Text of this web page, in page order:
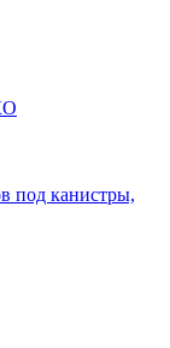
под канистры,